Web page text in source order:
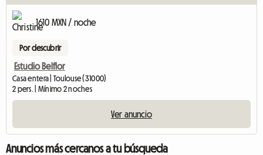
1610 MXN / noche
Por descubrir
Estudio Belflor
Casa entera | Toulouse (31000)
2 pers. | Mínimo 2 noches
Ver anuncio
Anuncios más cercanos a tu búsqueda